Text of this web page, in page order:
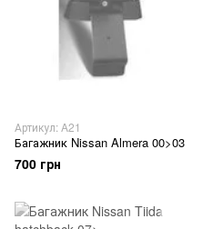
Артикул: A21
Багажник Nissan Almera 00>03
700 грн